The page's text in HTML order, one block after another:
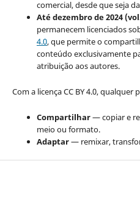
comercial, desde que seja
Até dezembro de 2024
permanecem licenciados
4.0, que permite o
conteúdo exclusivamente
atribuição aos autores.
Com a licença CC BY 4.0,
Compartilhar— copiar e
meio ou formato.
Adaptar— remixar,